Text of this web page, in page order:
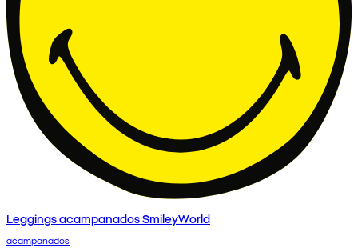
Leggings acampanados SmileyWorld
acampanados